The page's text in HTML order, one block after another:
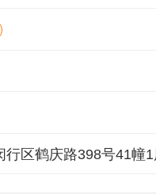
行区鹤庆路398号41幢